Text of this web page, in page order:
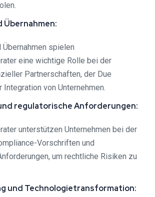
Übernahmen:
Übernahmen spielen
eine wichtige Rolle bei der
Partnerschaften, der Due
Integration von Unternehmen.
regulatorische Anforderungen:
unterstützen Unternehmen bei der
Vorschriften und
um rechtliche Risiken zu
und Technologietransformation: